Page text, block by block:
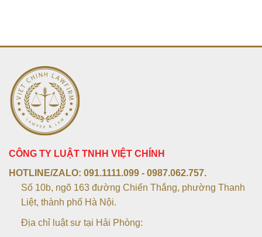
CÔNG TY LUẬT TNHH VIỆT CHÍNH
HOTLINE/ZALO: 091.1111.099 - 0987.062.757.
Số 10b, ngõ 163 đường Chiến Thắng, phường Thanh
Liệt, thành phố Hà Nội.
Địa chỉ luật sư tại Hải Phòng: